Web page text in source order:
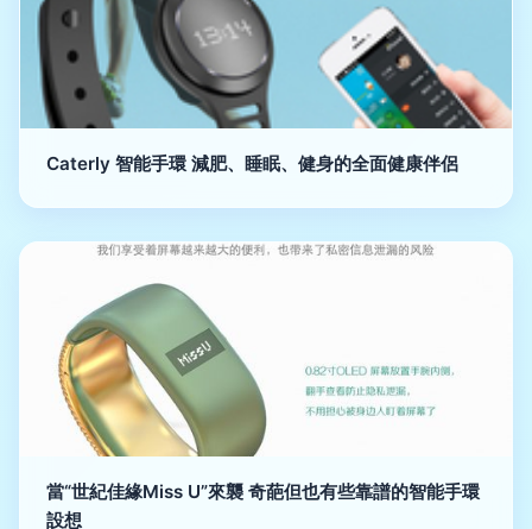
Caterly 智能手環 減肥、睡眠、健身的全面健康伴侶
當“世紀佳緣Miss U”來襲 奇葩但也有些靠譜的智能手環
設想